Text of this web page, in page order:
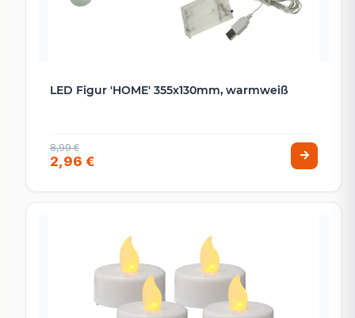
LED Figur 'HOME' 355x130mm, warmweiß
8,99 €
2,96 €